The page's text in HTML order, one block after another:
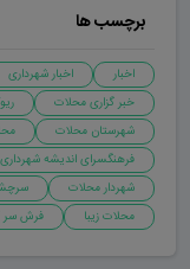
برچسب ها
اخبار اخبار شهرداری
خبر گزاری محلات
شهرستان محلات
فرهنگسرای اندیشه
شهردار محلات
محلات زیبا
فرش سر